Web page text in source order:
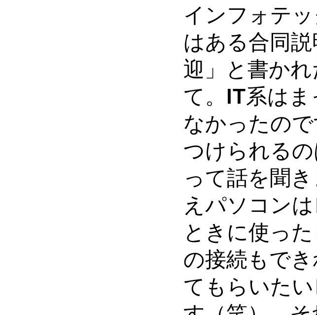
インフォテ
はある合同
迎」と書か
て。IT系は
なかったの
つけられる
って話を聞
えパソコン
ときに使っ
の接続もで
てもらいた